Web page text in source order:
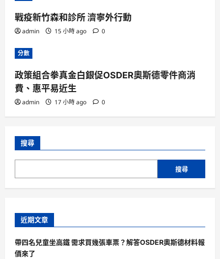
戰疫新竹森和診所 濟寧外行動
admin 15 小時 ago 0
分數
政策組合拳真金白銀促OSDER奧斯德零件商消
費、惠平易近生
admin 17 小時 ago 0
搜尋
搜尋
近期文章
帶四名兒童坐高鐵 需求買幾張車票？解答OSDER奧斯德材料報
價來了